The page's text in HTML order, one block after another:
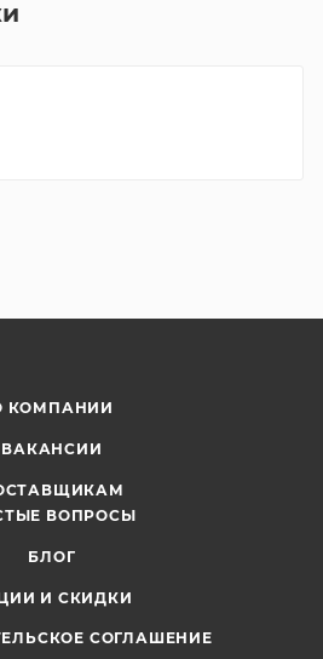
КОМПАНИИ
ВАКАНСИИ
ВОПРОСЫ
БЛОГ
И СКИДКИ
СОГЛАШЕНИЕ